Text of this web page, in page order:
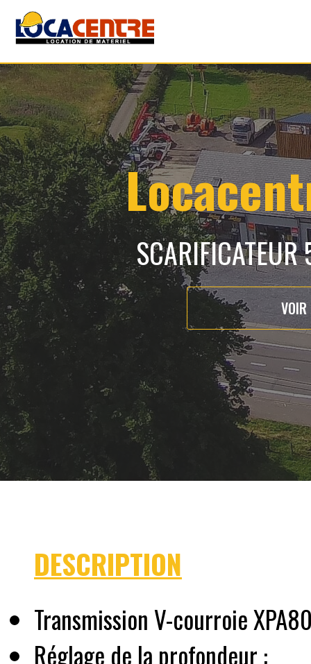
DESCRIPTION
Transmission V-courroie
Réglage de la profondeur :